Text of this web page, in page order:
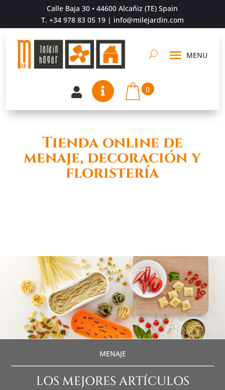
Calle Baja 30 • 44600 Alcañiz (TE) Spain
T. +34 978 83 05 19| info@milejardin.com
  0
Tienda online de
menaje, decoración y
floristería
MENAJE
LOS MEJORES ARTÍCULOS